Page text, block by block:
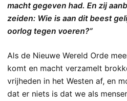
macht gegeven had. En zij
zeiden: Wie is aan dit beest
oorlog tegen voeren?”
Als de Nieuwe Wereld Orde
komt en macht verzamelt
vrijheden in het Westen af, en
dat er niets is dat we als